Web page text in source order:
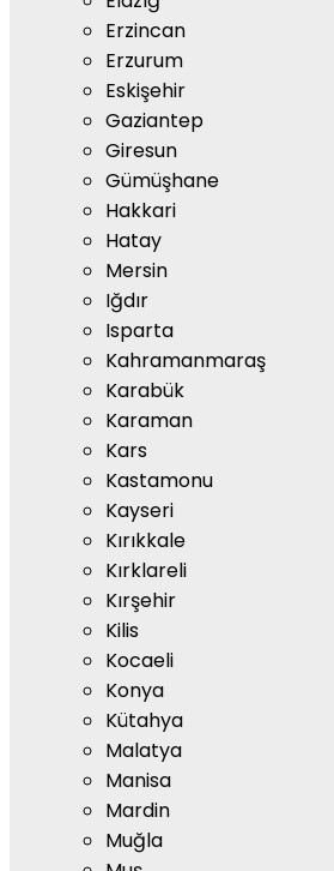
Erzincan
Erzurum
Eskişehir
Gaziantep
Giresun
Gümüşhane
Hakkari
Hatay
Mersin
Iğdır
Isparta
Kahramanmaraş
Karabük
Karaman
Kars
Kastamonu
Kayseri
Kırıkkale
Kırklareli
Kırşehir
Kilis
Kocaeli
Konya
Kütahya
Malatya
Manisa
Mardin
Muğla